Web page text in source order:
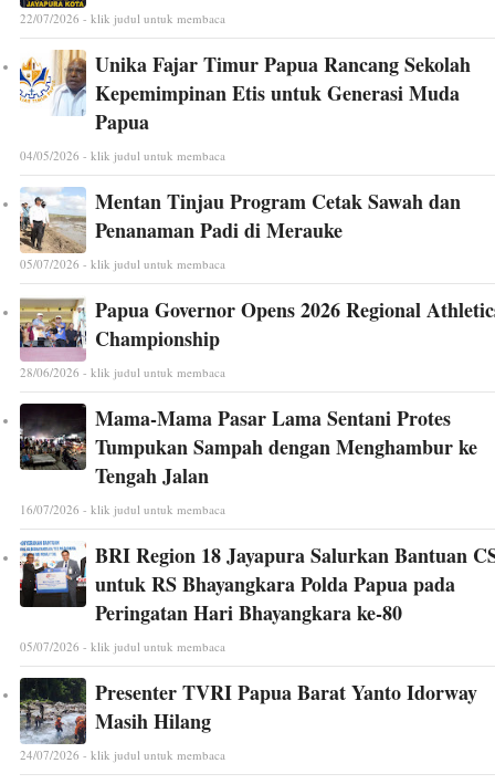
22/07/2026 - klik judul untuk membaca
Unika Fajar Timur Papua Rancang Sekolah
Kepemimpinan Etis untuk Generasi Muda
Papua
04/05/2026 - klik judul untuk membaca
Mentan Tinjau Program Cetak Sawah dan
Penanaman Padi di Merauke
05/07/2026 - klik judul untuk membaca
Papua Governor Opens 2026 Regional
Championship
28/06/2026 - klik judul untuk membaca
Mama-Mama Pasar Lama Sentani Protes
Tumpukan Sampah dengan Menghambur ke
Tengah Jalan
16/07/2026 - klik judul untuk membaca
BRI Region 18 Jayapura Salurkan Bantuan
untuk RS Bhayangkara Polda Papua pada
Peringatan Hari Bhayangkara ke-80
05/07/2026 - klik judul untuk membaca
Presenter TVRI Papua Barat Yanto Idorway
Masih Hilang
24/07/2026 - klik judul untuk membaca